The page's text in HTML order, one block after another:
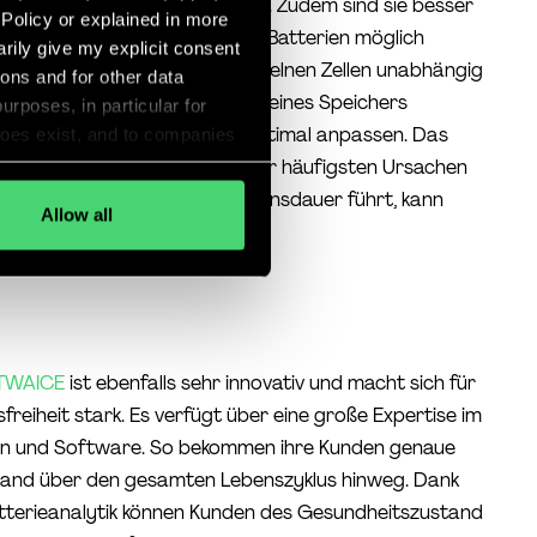
or explained in more
give my explicit consent
and for other data
in particular for
exist, and to companies
or other accession
my voluntary and
and that my data
cookies"
Allow all
damit auch Megastorage Batterien möglich
Schaltung können die einzelnen Zellen unabhängig
Ladungszustand innerhalb eines Speichers
Erweiterung optimal anpassen. Das
Ladung, das derzeit eine der häufigsten Ursachen
ist und zu verkürzter Lebensdauer führt, kann
ist ebenfalls sehr innovativ und macht sich für
stark. Es verfügt über eine große Expertise im
und Software. So bekommen ihre Kunden genaue
über den gesamten Lebenszyklus hinweg. Dank
können Kunden des Gesundheitszustand